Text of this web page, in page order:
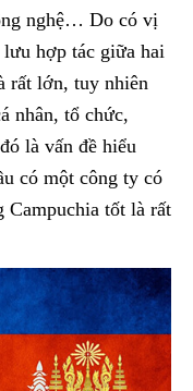
nghệ… Do có vị
hợp tác giữa hai
rất lớn, tuy nhiên
nhân, tổ chức,
là vấn đề hiểu
có một công ty có
Campuchia tốt là rất